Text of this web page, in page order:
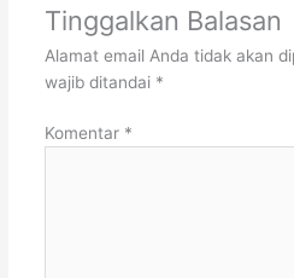
Tinggalkan Balasan
Alamat email Anda tidak akan
wajib ditandai *
Komentar *